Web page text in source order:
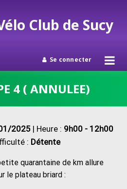
Club de Sucy
Se connecter
4 ( ANNULEE)
2025 | Heure : 9h00 - 12h00
: Détente
quarantaine de km allure
le plateau briard :